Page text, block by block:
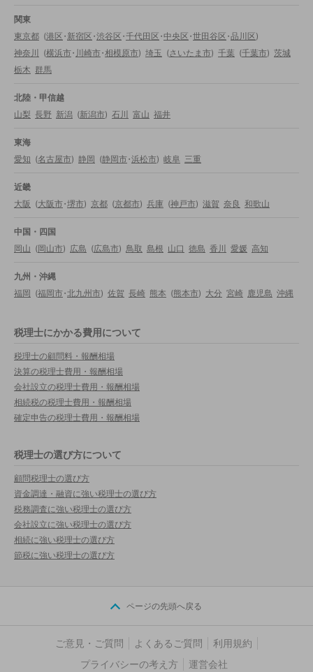
関東
東京都 (港区・新宿区・渋谷区・千代田区・中央区・世田谷区・品川区)
神奈川
(横浜市・川崎市・相模原市) 埼玉 (さいたま市) 千葉 (千葉市) 茨城
栃木 群馬
北陸・甲信越
山梨 長野 新潟 (新潟市) 石川 富山 福井
東海
愛知 (名古屋市) 静岡 (静岡市・浜松市) 岐阜 三重
近畿
大阪 (大阪市・堺市) 京都 (京都市) 兵庫 (神戸市) 滋賀 奈良 和歌山
中国・四国
岡山 (岡山市) 広島 (広島市) 鳥取 島根 山口 徳島 香川 愛媛 高知
九州・沖縄
福岡 (福岡市・北九州市) 佐賀 長崎 熊本 (熊本市) 大分 宮崎 鹿児島 沖縄
税理士にかかる費用について
税理士の顧問料・報酬相場
決算の税理士費用・報酬相場
会社設立の税理士費用・報酬相場
相続税の税理士費用・報酬相場
確定申告の税理士費用・報酬相場
税理士の選び方について
顧問税理士の選び方
資金調達・融資に強い税理士の選び方
税務調査に強い税理士の選び方
会社設立に強い税理士の選び方
相続に強い税理士の選び方
節税に強い税理士の選び方
ページの先頭へ戻る
ご意見・ご質問 よくあるご質問
利用規約
プライバシーの考え方
運営会社